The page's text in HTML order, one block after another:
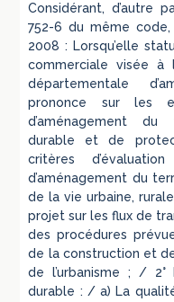
Considérant, d’autre
752-6 du même
2008 : Lorsqu’elle
commerciale visée à
départementale
prononce sur les
d’aménagement
durable et de
critères
d’aménagement du
de la vie urbaine,
projet sur les flux de
des procédures
de la construction et
de l’urbanisme ; /
durable : / a) La